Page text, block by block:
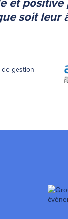
soit leur
gestion